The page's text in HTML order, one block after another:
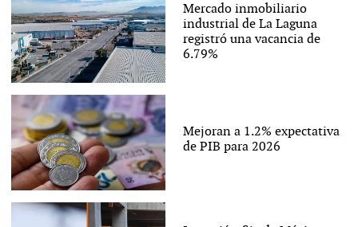
Mercado inmobiliario
industrial de La Laguna
registró una vacancia de
6.79%
Mejoran a 1.2% expectativa
de PIB para 2026